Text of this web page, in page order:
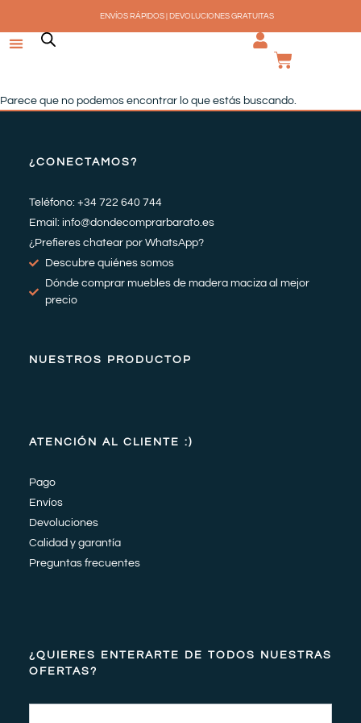
contenido
ENVÍOS RÁPIDOS | DEVOLUCIONES GRATUITAS
Parece que no podemos encontrar lo que estás buscando.
¿CONECTAMOS?
Teléfono: +34 722 640 744
Email: info@dondecomprarbarato.es
¿Prefieres chatear por WhatsApp?
Descubre quiénes somos
Dónde comprar muebles de madera maciza al mejor
precio
NUESTROS PRODUCTOP
ATENCIÓN AL CLIENTE :)
Pago
Envíos
Devoluciones
Calidad y garantía
Preguntas frecuentes
¿QUIERES ENTERARTE DE TODOS NUESTRAS
OFERTAS?